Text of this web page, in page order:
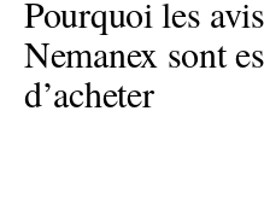
Pourquoi les
Nemanex sont
d’acheter